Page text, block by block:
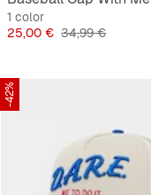
1 color
Precio
25,00 € Precio original
34,99 €
-42%